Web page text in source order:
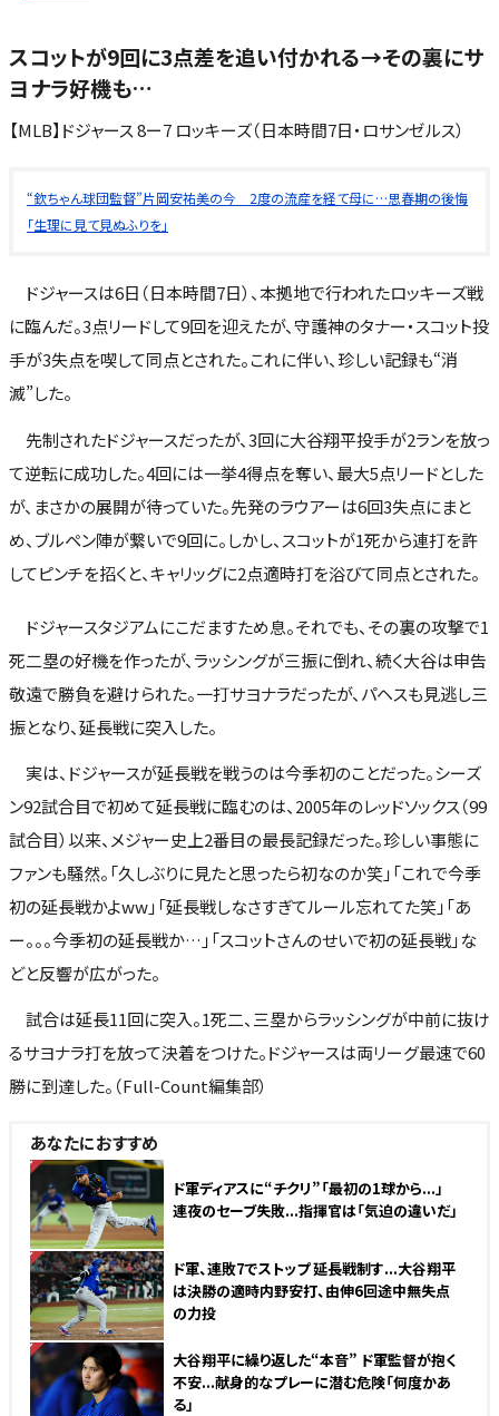
スコットが9回に3点差を追い付かれる→その裏にサ
ヨナラ好機も…
【MLB】ドジャース 8ー7 ロッキーズ（日本時間7日・ロサンゼルス）
“欽ちゃん球団監督”片岡安祐美の今 2度の流産を経て母に…思春期の後悔
「生理に見て見ぬふりを」
ドジャースは6日（日本時間7日）、本拠地で行われたロッキーズ戦
に臨んだ。3点リードして9回を迎えたが、守護神のタナー・スコット投
手が3失点を喫して同点とされた。これに伴い、珍しい記録も“消
滅”した。
先制されたドジャースだったが、3回に大谷翔平投手が2ランを放っ
て逆転に成功した。4回には一挙4得点を奪い、最大5点リードとした
が、まさかの展開が待っていた。先発のラウアーは6回3失点にまと
め、ブルペン陣が繋いで9回に。しかし、スコットが1死から連打を許
してピンチを招くと、キャリッグに2点適時打を浴びて同点とされた。
ドジャースタジアムにこだますため息。それでも、その裏の攻撃で1
死二塁の好機を作ったが、ラッシングが三振に倒れ、続く大谷は申告
敬遠で勝負を避けられた。一打サヨナラだったが、パヘスも見逃し三
振となり、延長戦に突入した。
実は、ドジャースが延長戦を戦うのは今季初のことだった。シーズ
ン92試合目で初めて延長戦に臨むのは、2005年のレッドソックス（99
試合目）以来、メジャー史上2番目の最長記録だった。珍しい事態に
ファンも騒然。「久しぶりに見たと思ったら初なのか笑」「これで今季
初の延長戦かよww」「延長戦しなさすぎてルール忘れてた笑」「あ
ー。。。今季初の延長戦か…」「スコットさんのせいで初の延長戦」な
どと反響が広がった。
試合は延長11回に突入。1死二、三塁からラッシングが中前に抜け
るサヨナラ打を放って決着をつけた。ドジャースは両リーグ最速で60
勝に到達した。（Full-Count編集部）
あなたにおすすめ
NEW
ド軍ディアスに“チクリ”「最初の1球から...」
連夜のセーブ失敗...指揮官は「気迫の違いだ」
NEW
ド軍、連敗7でストップ 延長戦制す...大谷翔平
は決勝の適時内野安打、由伸6回途中無失点
の力投
NEW
大谷翔平に繰り返した“本音” ド軍監督が抱く
不安...献身的なプレーに潜む危険「何度かあ
る」